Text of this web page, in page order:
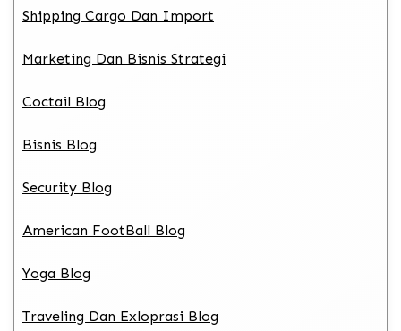
Shipping Cargo Dan Import
Marketing Dan Bisnis Strategi
Coctail Blog
Bisnis Blog
Security Blog
American FootBall Blog
Yoga Blog
Traveling Dan Exloprasi Blog